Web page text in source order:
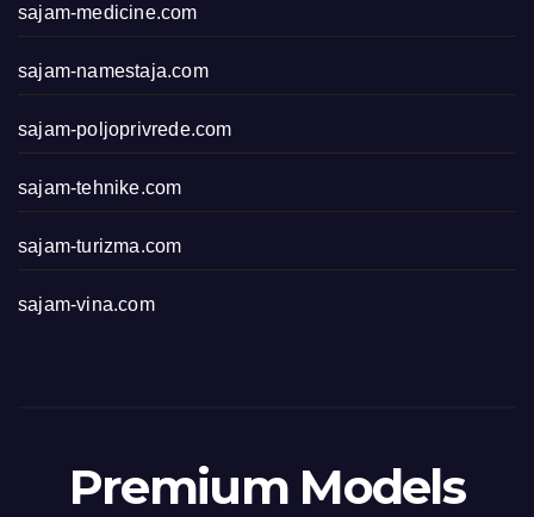
sajam-medicine.com
sajam-namestaja.com
sajam-poljoprivrede.com
sajam-tehnike.com
sajam-turizma.com
sajam-vina.com
Premium Models